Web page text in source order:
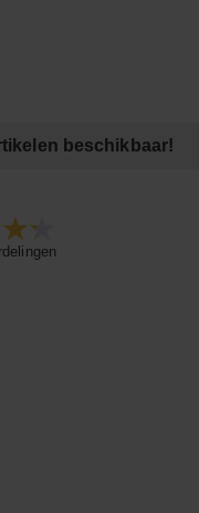
beschikbaar!